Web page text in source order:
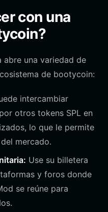
con una
abre una variedad de
de bootycoin:
intercambiar
otros tokens SPL en
lo que le permite
mercado.
Use su billetera
y foros donde
se reúne para